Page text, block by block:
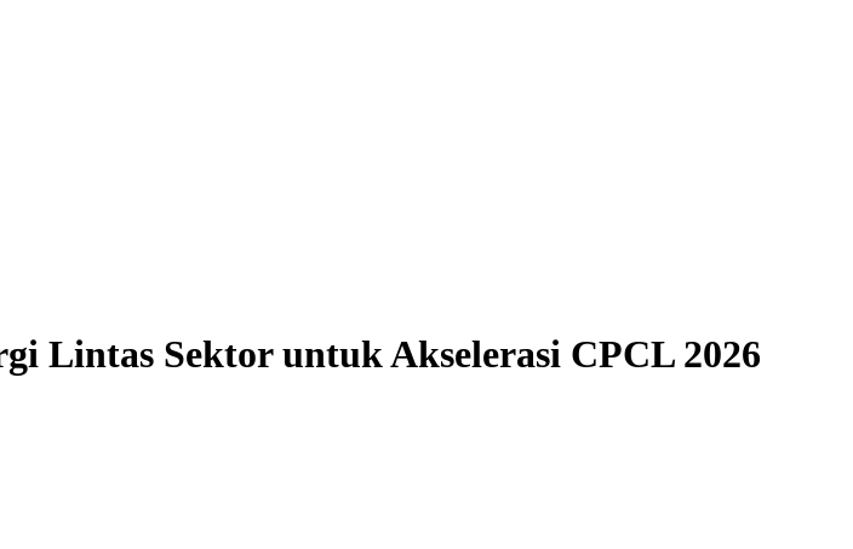
Lintas Sektor untuk Akselerasi CPCL 2026